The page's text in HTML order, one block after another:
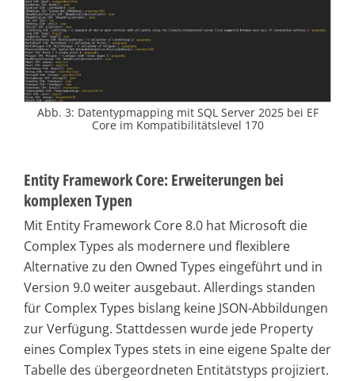
Abb. 3: Datentypmapping mit SQL Server 2025 bei EF
Core im Kompatibilitätslevel 170
Entity Framework Core: Erweiterungen bei
komplexen Typen
Mit Entity Framework Core 8.0 hat Microsoft die
Complex Types als modernere und flexiblere
Alternative zu den Owned Types eingeführt und in
Version 9.0 weiter ausgebaut. Allerdings standen
für Complex Types bislang keine JSON-Abbildungen
zur Verfügung. Stattdessen wurde jede Property
eines Complex Types stets in eine eigene Spalte der
Tabelle des übergeordneten Entitätstyps projiziert.